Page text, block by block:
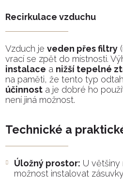
Recirkulace vzduchu
Vzduch je veden přes filtry
vrací se zpět do místnosti.
instalace a nižší tepelné
na paměti, že tento typ
účinnosta je dobré ho
není jiná možnost.
Technické a
Úložný prostor: U většiny
možnost instalovat